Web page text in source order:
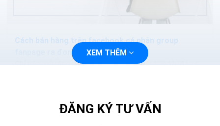
Cách bán hàng trên facebook cá nhân group
fanpage ra đơn hàng ngày
Chỉ nên mở rộng các mặt hàng hóa đang bán khi đã có
XEM THÊM
ĐĂNG KÝ TƯ VẤN